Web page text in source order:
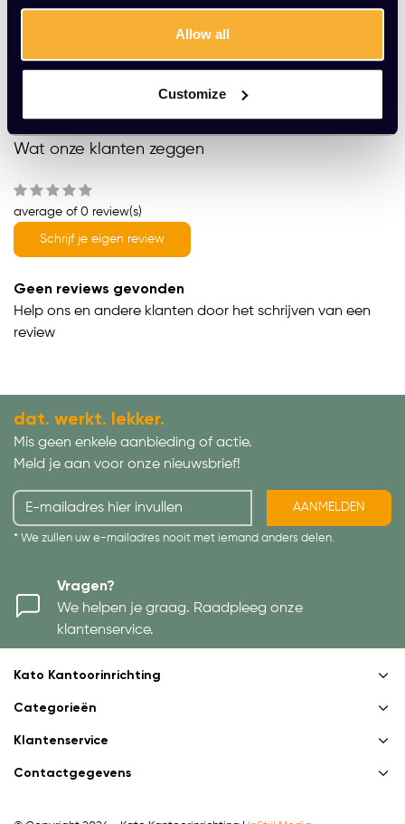
Allow all
Customize
Meer dan 20 jaar ervaring
Wat onze klanten zeggen
average of 0 review(s)
Schrijf je eigen review
Geen reviews gevonden
Help ons en andere klanten door het schrijven van een
review
dat. werkt. lekker.
Mis geen enkele aanbieding of actie.
Meld je aan voor onze nieuwsbrief!
AANMELDEN
* We zullen uw e-mailadres nooit met iemand anders delen.
Vragen?
We helpen je graag. Raadpleeg onze
klantenservice.
Kato Kantoorinrichting
Categorieën
Klantenservice
Contactgegevens